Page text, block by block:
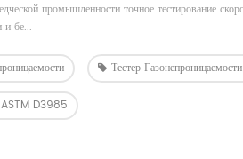
промышленности точное тестирование
и бе...
Тестер
ASTM D3985